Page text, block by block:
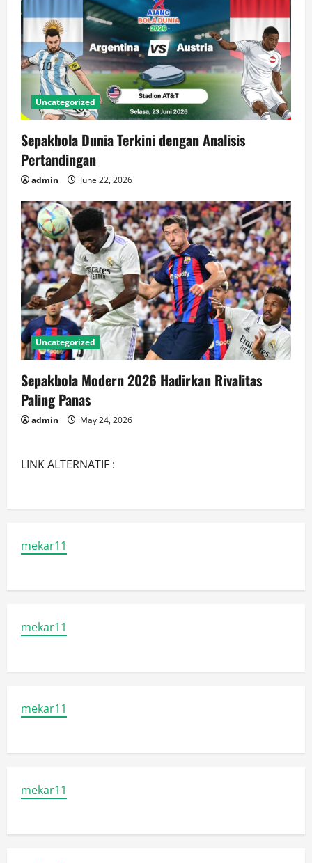
Uncategorized
Sepakbola Dunia Terkini dengan Analisis
Pertandingan
admin June 22, 2026
Uncategorized
Sepakbola Modern 2026 Hadirkan Rivalitas
Paling Panas
admin May 24, 2026
LINK ALTERNATIF :
mekar11
mekar11
mekar11
mekar11